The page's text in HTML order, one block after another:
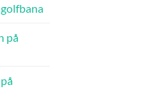
på